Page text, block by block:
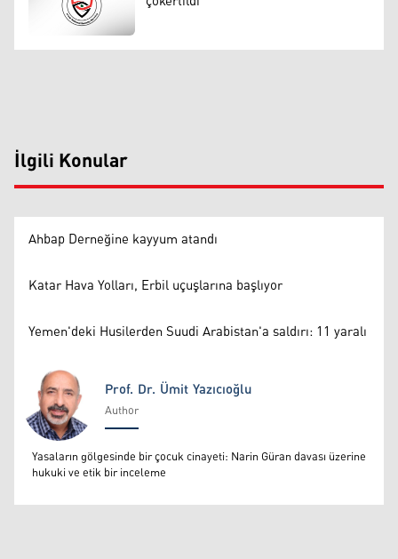
İlgili Konular
Ahbap Derneğine kayyum atandı
Katar Hava Yolları, Erbil uçuşlarına başlıyor
Yemen'deki Husilerden Suudi Arabistan'a saldırı: 11 yaralı
Prof. Dr. Ümit Yazıcıoğlu
Prof. Dr. Ümit Yazıcıoğlu
Author
Yasaların gölgesinde bir çocuk cinayeti: Narin Güran davası üzerine
hukuki ve etik bir inceleme